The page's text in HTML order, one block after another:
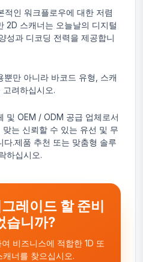
적인 워크플로우에 대한 저렴
2D 스캐너는 오늘날의 디지털
성과 디코딩 전력을 제공합니
만 아니라 바코드 유형, 스캐
려하십시오.
및 OEM / ODM 공급 업체로서
는 신뢰할 수 있는 유선 및 무
.제품 추천 또는 맞춤형 솔루
하십시오.
레이드 할 준비
습니까?
비즈니스에 적합한 1D 또
너를 찾으십시오.